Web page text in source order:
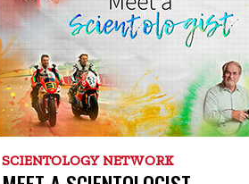
SCIENTOLOGY NETWORK